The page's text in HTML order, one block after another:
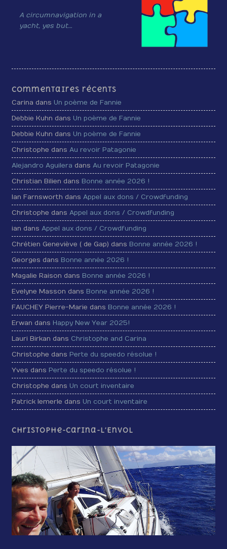
A circumnavigation in a
yacht, yes but…
Commentaires récents
Carina dans Un poème de Fannie
Debbie Kuhn dans Un poème de Fannie
Debbie Kuhn dans Un poème de Fannie
Christophe dansAu revoir Patagonie
Alejandro Aguilera dansAu revoir Patagonie
Christian Bilien dans Bonne année 2026 !
Ian Farnsworth dansAppel aux dons / Crowdfunding
Christophe dansAppel aux dons / Crowdfunding
ian dansAppel aux dons / Crowdfunding
Chrétien Geneviève ( de Gap) dans Bonne année 2026 !
Georges dans Bonne année 2026 !
Magalie Raison dans Bonne année 2026 !
Evelyne Masson dans Bonne année 2026 !
FAUCHEY Pierre-Marie dans Bonne année 2026 !
Erwan dans Happy New Year 2025!
Lauri Birkan dans Christophe and Carina
Christophe dans Perte du speedo résolue !
Yves dans Perte du speedo résolue !
Christophe dans Un court inventaire
Patrick lemerle dans Un court inventaire
Christophe-Carina-L’Envol